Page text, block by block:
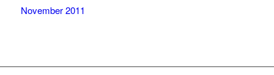
November 2011